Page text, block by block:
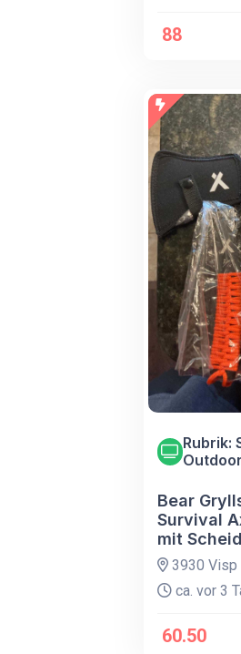
88
Rubrik:
Outdoor
Bear
Survival
mit
3930 Visp
ca. vor 3
60.50